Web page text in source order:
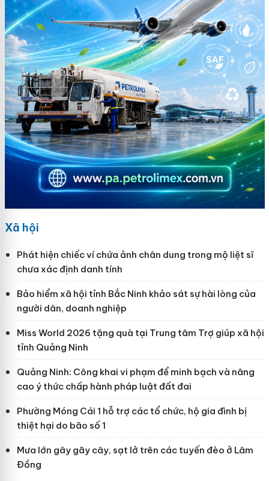
Xã hội
Phát hiện chiếc ví chứa ảnh chân dung trong mộ liệt sĩ
chưa xác định danh tính
Bảo hiểm xã hội tỉnh Bắc Ninh khảo sát sự hài lòng của
người dân, doanh nghiệp
Miss World 2026 tặng quà tại Trung tâm Trợ giúp xã hội
tỉnh Quảng Ninh
Quảng Ninh: Công khai vi phạm để minh bạch và nâng
cao ý thức chấp hành pháp luật đất đai
Phường Móng Cái 1 hỗ trợ các tổ chức, hộ gia đình bị
thiệt hại do bão số 1
Mưa lớn gây gãy cây, sạt lở trên các tuyến đèo ở Lâm
Đồng